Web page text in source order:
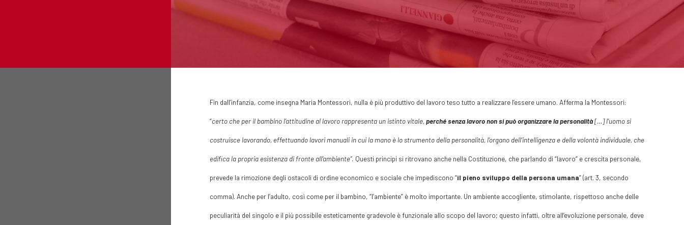
Fin dall’infanzia, come insegna Maria Montessori, nulla è più produttivo del lavoro teso tutto a realizzare l’essere umano. Afferma la Montessori:
“certo che per il bambino l’attitudine al lavoro rappresenta un istinto vitale, perché senza lavoro non si può organizzare la personalità[…] l’uomo si
costruisce lavorando, effettuando lavori manuali in cui la mano è lo strumento della personalità, l’organo dell’intelligenza e della volontà individuale, che
edifica la propria esistenza di fronte all’ambiente”. Questi principi si ritrovano anche nella Costituzione, che parlando di “lavoro” e crescita personale,
prevede la rimozione degli ostacoli di ordine economico e sociale che impediscono “il pieno sviluppo della persona umana” (art. 3, secondo
comma). Anche per l’adulto, così come per il bambino, “l’ambiente” è molto importante. Un ambiente accogliente, stimolante, rispettoso anche delle
peculiarità del singolo e il più possibile esteticamente gradevole è funzionale allo scopo del lavoro; questo infatti, oltre all’evoluzione personale, deve